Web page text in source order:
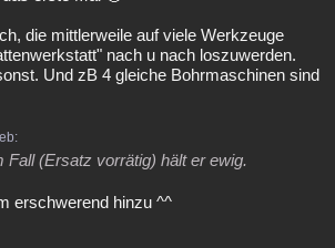
die mittlerweile auf viele Werkzeuge
nach u nach loszuwerden.
Und zB 4 gleiche Bohrmaschinen sind
Fall (Ersatz vorrätig) hält er ewig.
erschwerend hinzu ^^